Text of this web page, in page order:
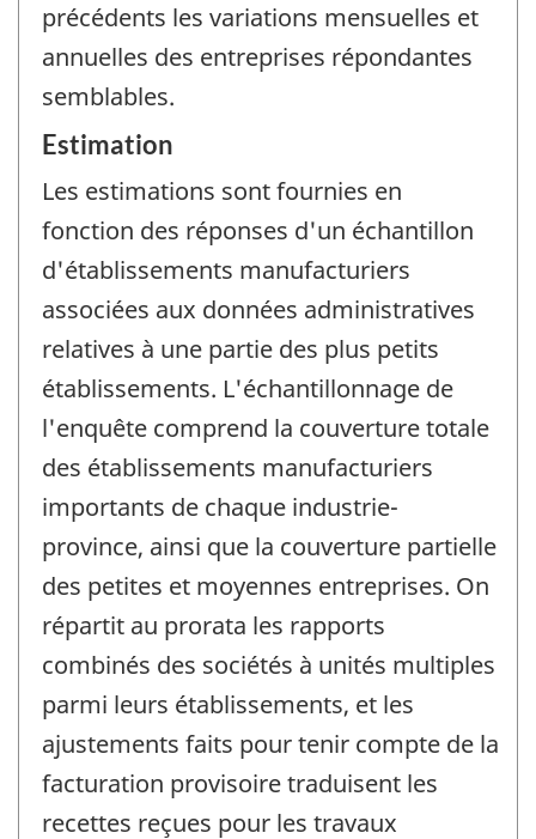
précédents les variations mensuelles et
annuelles des entreprises répondantes
semblables.
Estimation
Les estimations sont fournies en
fonction des réponses d'un échantillon
d'établissements manufacturiers
associées aux données administratives
relatives à une partie des plus petits
établissements. L'échantillonnage de
l'enquête comprend la couverture totale
des établissements manufacturiers
importants de chaque industrie-
province, ainsi que la couverture partielle
des petites et moyennes entreprises. On
répartit au prorata les rapports
combinés des sociétés à unités multiples
parmi leurs établissements, et les
ajustements faits pour tenir compte de la
facturation provisoire traduisent les
recettes reçues pour les travaux